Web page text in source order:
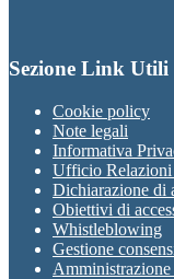
Sezione Link Utili
Cookie policy
Note legali
Informativa
Ufficio
Dichiarazione di
Obiettivi di
Whistleblowing
Gestione
Amministrazione